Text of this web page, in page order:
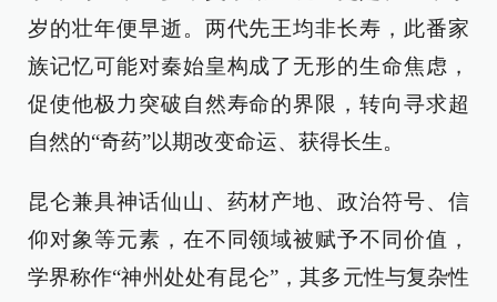
岁的壮年便早逝。两代先王均非长寿，此番家
族记忆可能对秦始皇构成了无形的生命焦虑，
促使他极力突破自然寿命的界限，转向寻求超
自然的“奇药”以期改变命运、获得长生。
昆仑兼具神话仙山、药材产地、政治符号、信
仰对象等元素，在不同领域被赋予不同价值，
学界称作“神州处处有昆仑”，其多元性与复杂性